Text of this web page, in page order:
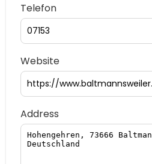
Telefon
Website
Address